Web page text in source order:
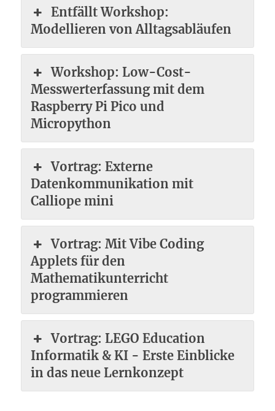
Entfällt Workshop:
Modellieren von Alltagsabläufen
Workshop: Low-Cost-
Messwerterfassung mit dem
Raspberry Pi Pico und
Micropython
Vortrag: Externe
Datenkommunikation mit
Calliope mini
Vortrag: Mit Vibe Coding
Applets für den
Mathematikunterricht
programmieren
Vortrag: LEGO Education
Informatik & KI - Erste Einblicke
in das neue Lernkonzept